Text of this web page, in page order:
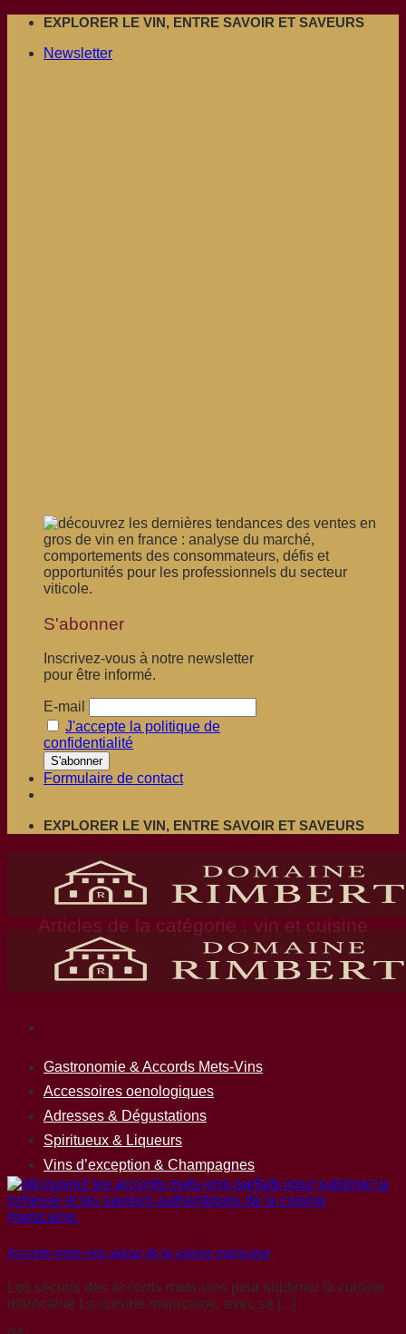
Passer
contenu
EXPLORER LE VIN, ENTRE SAVOIR ET SAVEURS
Newsletter
S'abonner
Inscrivez-vous à notre newsletter
pour être informé.
E-mail
J'accepte la politique de
confidentialité
Formulaire de contact
EXPLORER LE VIN, ENTRE SAVOIR ET SAVEURS
Gastronomie & Accords Mets-Vins
Accessoires oenologiques
Adresses & Dégustations
Spiritueux & Liqueurs
Vins d’exception & Champagnes
vin et cuisine
Accords mets-vins autour de la cuisine marocaine
Les secrets des accords mets-vins pour sublimer la cuisine
marocaine La cuisine marocaine, avec sa [...]